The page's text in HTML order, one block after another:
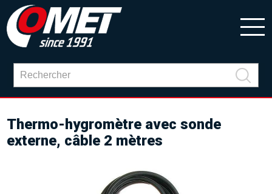
Thermo-hygromètre avec sonde
externe, câble 2 mètres